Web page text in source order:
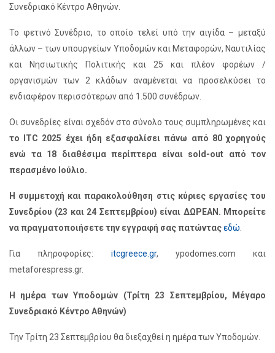
Συνεδριακό Κέντρο Αθηνών.
Το φετινό Συνέδριο, το οποίο τελεί υπό την αιγίδα – μεταξύ
άλλων – των υπουργείων Υποδομών και Μεταφορών, Ναυτιλίας
και Νησιωτικής Πολιτικής και 25 και πλέον φορέων /
οργανισμών των 2 κλάδων αναμένεται να προσελκύσει το
ενδιαφέρον περισσότερων από 1.500 συνέδρων.
Οι συνεδρίες είναι σχεδόν στο σύνολο τους συμπληρωμένες και
το ITC 2025 έχει ήδη εξασφαλίσει πάνω από 80 χορηγούς
ενώ τα 18 διαθέσιμα περίπτερα είναι sold-out από τον
περασμένο Ιούλιο.
Η συμμετοχή και παρακολούθηση στις κύριες εργασίες του
Συνεδρίου (23 και 24 Σεπτεμβρίου) είναι ΔΩΡΕΑΝ. Μπορείτε
να πραγματοποιήσετε την εγγραφή σας πατώνταςεδώ
Για πληροφορίες: itcgreece.gr, ypodomes.com και
metaforespress.gr.
Η ημέρα των Υποδομών (Τρίτη 23 Σεπτεμβρίου, Μέγαρο
Συνεδριακό Κέντρο Αθηνών)
Την Τρίτη 23 Σεπτεμβρίου θα διεξαχθεί η ημέρα των Υποδομών.